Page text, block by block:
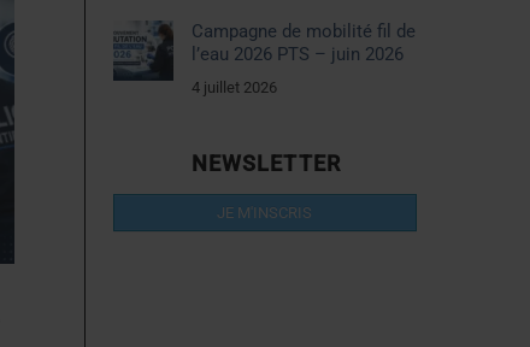
Campagne de mobilité fil de
l’eau 2026 PTS – juin 2026
4 juillet 2026
NEWSLETTER
JE M'INSCRIS